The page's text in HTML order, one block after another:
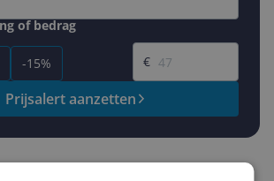
of bedrag
-15%
Gewenste prijs
€
Prijsalert aanzetten